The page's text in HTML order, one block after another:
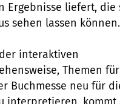
Ergebnisse liefert, die
sehen lassen können.
interaktiven
Themen
Buchmesse neu für